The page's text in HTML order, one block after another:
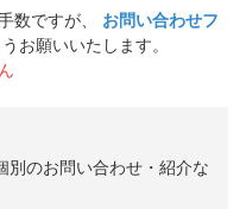
数ですが、
お問い合わせフ
お願いいたします。
別のお問い合わせ・紹介な